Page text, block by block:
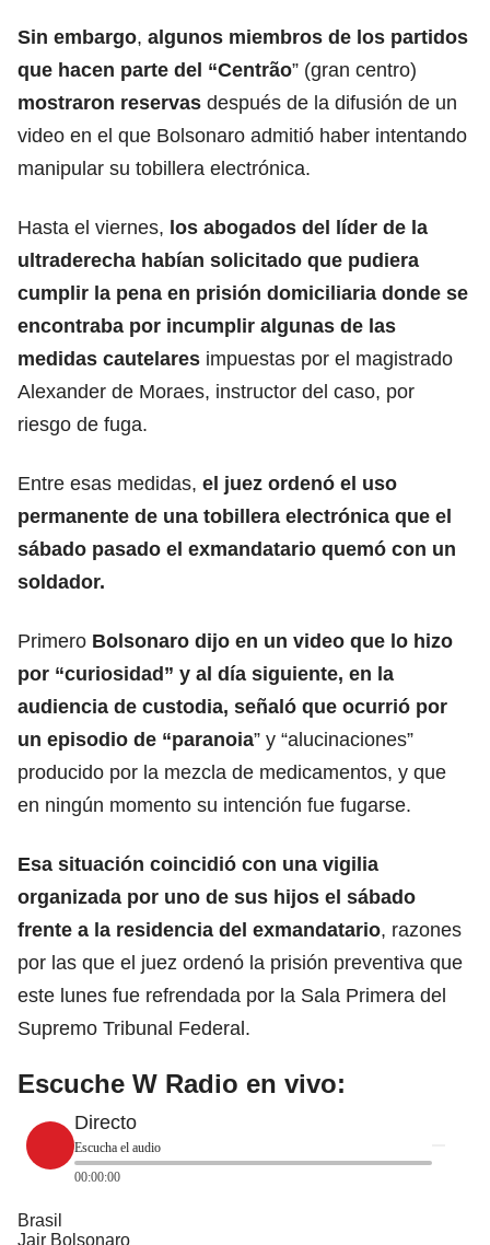
Sin embargo, algunos miembros de los partidos
que hacen parte del “Centrão” (gran centro)
mostraron reservas después de la difusión de un
video en el que Bolsonaro admitió haber intentando
manipular su tobillera electrónica.
Hasta el viernes, los abogados del líder de la
ultraderecha habían solicitado que pudiera
cumplir la pena en prisión domiciliaria donde se
encontraba por incumplir algunas de las
medidas cautelares impuestas por el magistrado
Alexander de Moraes, instructor del caso, por
riesgo de fuga.
Entre esas medidas, el juez ordenó el uso
permanente de una tobillera electrónica que el
sábado pasado el exmandatario quemó con un
soldador.
Primero Bolsonaro dijo en un video que lo hizo
por “curiosidad” y al día siguiente, en la
audiencia de custodia, señaló que ocurrió por
un episodio de “paranoia” y “alucinaciones”
producido por la mezcla de medicamentos, y que
en ningún momento su intención fue fugarse.
Esa situación coincidió con una vigilia
organizada por uno de sus hijos el sábado
frente a la residencia del exmandatario, razones
por las que el juez ordenó la prisión preventiva que
este lunes fue refrendada por la Sala Primera del
Supremo Tribunal Federal.
Escuche W Radio en vivo:
Directo
Escucha el audio
00:00:00
Brasil
Jair Bolsonaro